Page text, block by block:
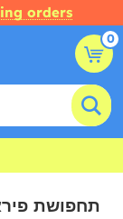
orders
0
תחפושת